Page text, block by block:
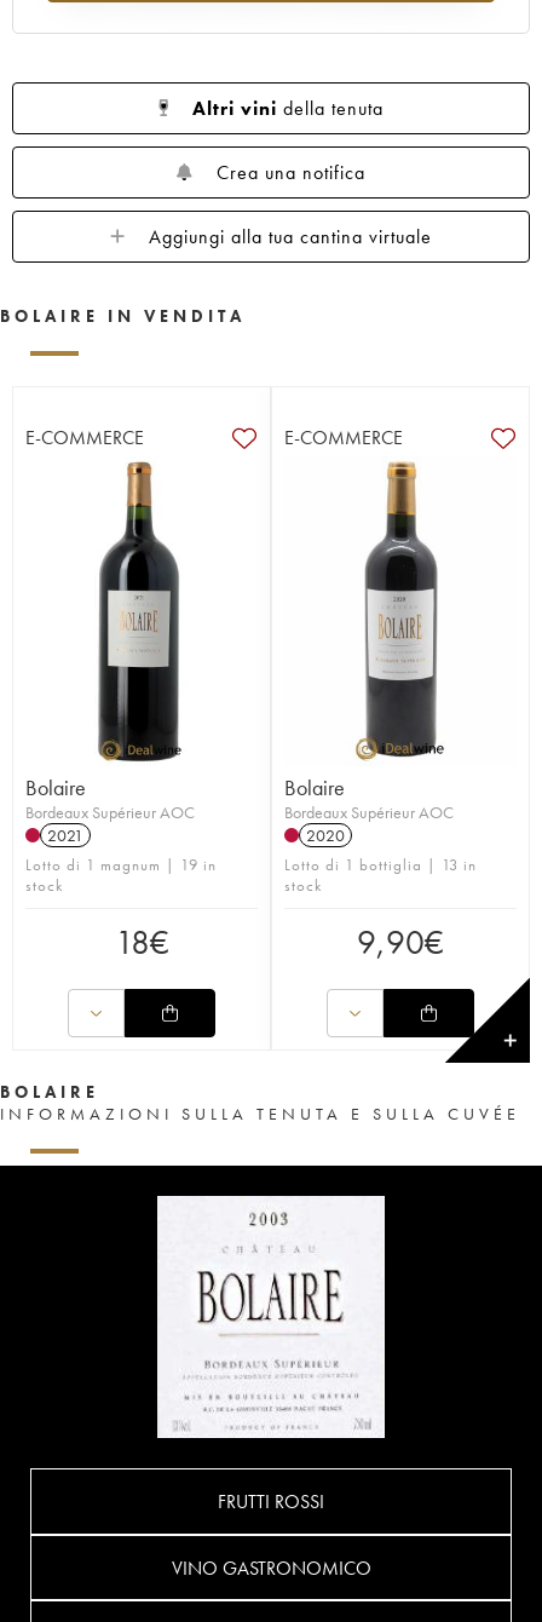
Altri vini della tenuta
Crea una notifica
Aggiungi alla tua cantina virtuale
BOLAIRE IN VENDITA
E-COMMERCE
Bolaire
Bordeaux Supérieur AOC
2021
Lotto di 1 magnum | 19 in
stock
18€
E-COMMERCE
Bolaire
Bordeaux Supérieur AOC
2020
Lotto di 1 bottiglia | 13 in
stock
9,90€
✕
BOLAIRE
INFORMAZIONI SULLA TENUTA E SULLA CUVÉE
FRUTTI ROSSI
VINO GASTRONOMICO